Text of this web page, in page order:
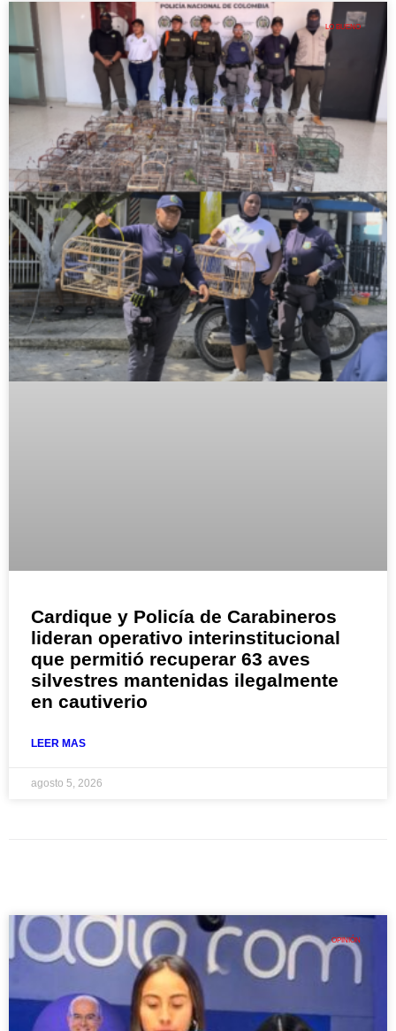
LO BUENO
Cardique y Policía de Carabineros
lideran operativo interinstitucional
que permitió recuperar 63 aves
silvestres mantenidas ilegalmente
en cautiverio
LEER MAS
agosto 5, 2026
OPINIÓN